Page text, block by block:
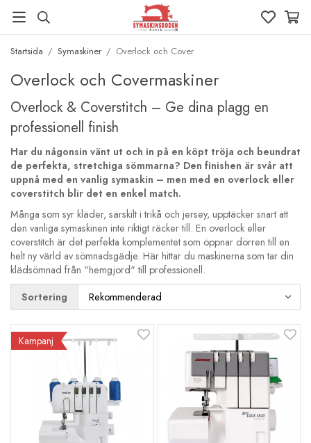
Startsida / Symaskiner / Overlock och Cover
Overlock och Covermaskiner
Overlock & Coverstitch – Ge dina plagg en
professionell finish
Har du någonsin vänt ut och in på en köpt tröja och beundrat
de perfekta, stretchiga sömmarna? Den finishen är svår att
uppnå med en vanlig symaskin – men med en overlock eller
coverstitch blir det en enkel match.
Många som syr kläder, särskilt i trikå och jersey, upptäcker snart att
den vanliga symaskinen inte riktigt räcker till. En overlock eller
coverstitch är det perfekta komplementet som öppnar dörren till en
helt ny värld av sömnadsgädje. Här hittar du maskinerna som tar din
klädsömnad från "hemgjord" till professionell.
Sortering
Kampanj